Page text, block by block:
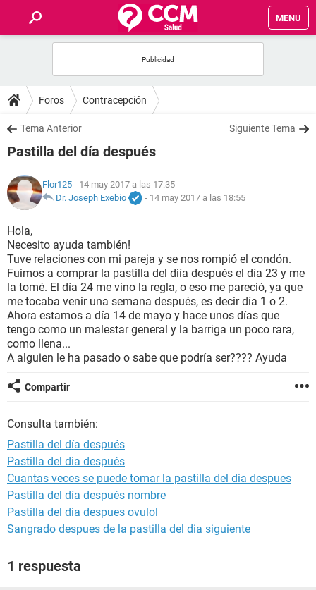
MENU
FOROS
SALUD
NUTRICIÓN
BIENESTAR
SEXUALIDAD
GLOSARIO
Foros Contracepción
Tema Anterior Siguiente Tema
Pastilla del día después
Flor125 - 14 may 2017 a las 17:35
Dr. Joseph Exebio
- 14 may 2017 a las 18:55
Hola,
Necesito ayuda también!
Tuve relaciones con mi pareja y se nos rompió el condón.
Fuimos a comprar la pastilla del diía después el día 23 y me
la tomé. El día 24 me vino la regla, o eso me pareció, ya que
me tocaba venir una semana después, es decir día 1 o 2.
Ahora estamos a día 14 de mayo y hace unos días que
tengo como un malestar general y la barriga un poco rara,
como llena...
A alguien le ha pasado o sabe que podría ser???? Ayuda
Compartir
Consulta también:
Pastilla del día después
Pastilla del dia después
Cuantas veces se puede tomar la pastilla del dia despues
Pastilla del día después nombre
Pastilla del dia despues ovulol
Sangrado despues de la pastilla del dia siguiente
1 respuesta